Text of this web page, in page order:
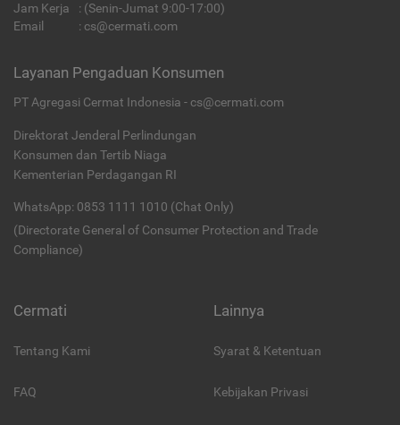
Jam Kerja
: (Senin-Jumat 9:00-17:00)
Email
: cs@cermati.com
Layanan Pengaduan Konsumen
PT Agregasi Cermat Indonesia - cs@cermati.com
Direktorat Jenderal Perlindungan
Konsumen dan Tertib Niaga
Kementerian Perdagangan RI
WhatsApp: 0853 1111 1010 (Chat Only)
(Directorate General of Consumer Protection and Trade
Compliance)
Cermati
Tentang Kami
FAQ
Lainnya
Syarat & Ketentuan
Kebijakan Privasi